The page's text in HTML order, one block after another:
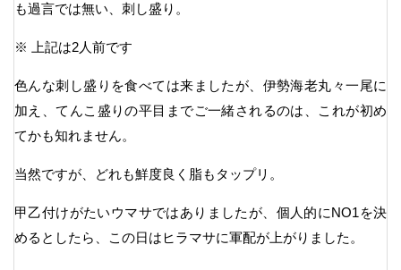
も過言では無い、刺し盛り。
※ 上記は2人前です
色んな刺し盛りを食べては来ましたが、伊勢海老丸々一尾に
加え、てんこ盛りの平目までご一緒されるのは、これが初め
てかも知れません。
当然ですが、どれも鮮度良く脂もタップリ。
甲乙付けがたいウマサではありましたが、個人的にNO1を決
めるとしたら、この日はヒラマサに軍配が上がりました。